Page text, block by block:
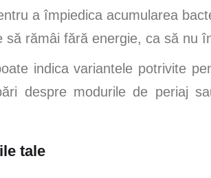
a împiedica acumularea
rămâi fără energie, ca să nu
indica variantele potrivite
despre modurile de periaj
tale